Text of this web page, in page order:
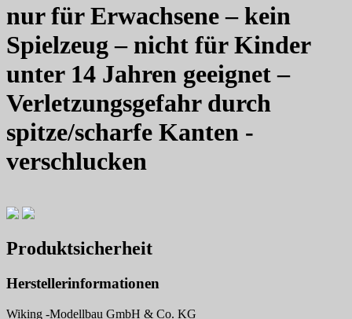
nur für Erwachsene – kein
Spielzeug – nicht für Kinder
unter 14 Jahren geeignet –
Verletzungsgefahr durch
spitze/scharfe Kanten -
verschlucken
Produktsicherheit
Herstellerinformationen
Wiking -Modellbau GmbH & Co. KG